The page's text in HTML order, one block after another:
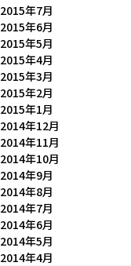
2015年7月
2015年6月
2015年5月
2015年4月
2015年3月
2015年2月
2015年1月
2014年12月
2014年11月
2014年10月
2014年9月
2014年8月
2014年7月
2014年6月
2014年5月
2014年4月